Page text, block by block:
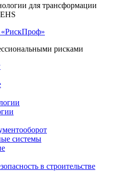
для трансформации
«РискПроф»
рисками
системы
в строительстве